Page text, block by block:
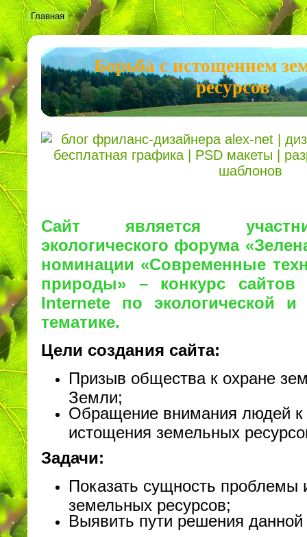
Борьба с истощением
ресурсов
Главная
Сайт является
экологического форума
номинации «Современные
природы» – конкурс
Internetе по экологической и
тематике.
Цели создания сайта:
Призыв общества к охране
Земли;
Обращение внимания людей
истощения земельных
Задачи:
Показать сущность проблемы
земельных ресурсов;
Выявить пути решения